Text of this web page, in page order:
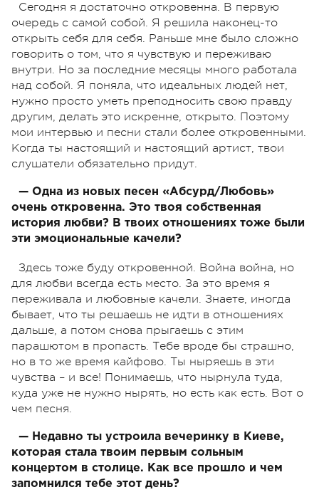
Сегодня я достаточно откровенна. В первую
очередь с самой собой. Я решила наконец-то
открыть себя для себя. Раньше мне было сложно
говорить о том, что я чувствую и переживаю
внутри. Но за последние месяцы много работала
над собой. Я поняла, что идеальных людей нет,
нужно просто уметь преподносить свою правду
другим, делать это искренне, открыто. Поэтому
мои интервью и песни стали более откровенными.
Когда ты настоящий и настоящий артист, твои
слушатели обязательно придут.
— Одна из новых песен «Абсурд/Любовь»
очень откровенна. Это твоя собственная
история любви? В твоих отношениях тоже были
эти эмоциональные качели?
Здесь тоже буду откровенной. Война война, но
для любви всегда есть место. За это время я
переживала и любовные качели. Знаете, иногда
бывает, что ты решаешь не идти в отношениях
дальше, а потом снова прыгаешь с этим
парашютом в пропасть. Тебе вроде бы страшно,
но в то же время кайфово. Ты ныряешь в эти
чувства – и все! Понимаешь, что нырнула туда,
куда уже не нужно нырять, но есть как есть. Вот о
чем песня.
— Недавно ты устроила вечеринку в Киеве,
которая стала твоим первым сольным
концертом в столице. Как все прошло и чем
запомнился тебе этот день?